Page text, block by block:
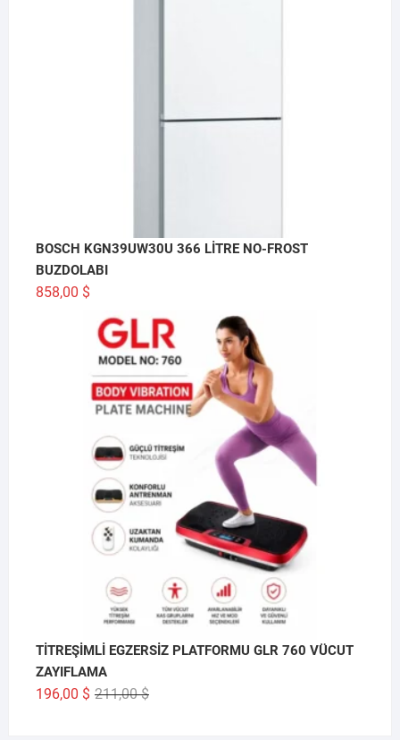
BOSCH KGN39UW30U 366 LİTRE NO-FROST
BUZDOLABI
858,00 $
TİTREŞİMLİ EGZERSİZ PLATFORMU GLR 760 VÜCUT
ZAYIFLAMA
211,00$Orijinal
196,00 $
Şu